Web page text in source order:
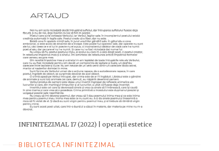
INFINITEZIMAL 17 (2022) | operații estetice
BIBLIOTECA INFINITEZIMAL